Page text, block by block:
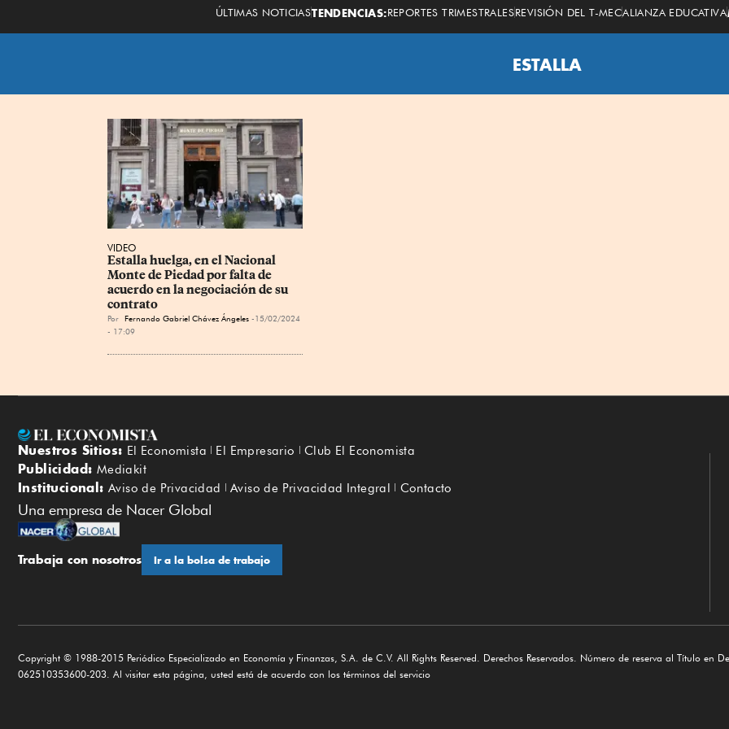
ÚLTIMAS NOTICIASTENDENCIAS:REPORTES TRIMESTRALESREVISIÓN DEL T-MECALIANZA EDUCATIVA
ESTALLA
VIDEO
Estalla huelga, en el Nacional
Monte de Piedad por falta de
acuerdo en la negociación de su
contrato
Por Fernando Gabriel Chávez Ángeles
15/02/2024
- 17:09
Nuestros Sitios: El Economista El Empresario Club El Economista
Publicidad: Mediakit
Institucional: Aviso de Privacidad Aviso de Privacidad Integral Contacto
Una empresa de Nacer Global
Trabaja con nosotros Ir a la bolsa de trabajo
Copyright © 1988-2015 Periódico Especializado en Economía y Finanzas, S.A. de C.V. All Rights Reserved. Derechos Reservados. Número de reserva al Título en
062510353600-203. Al visitar esta página, usted está de acuerdo con los términos del servicio